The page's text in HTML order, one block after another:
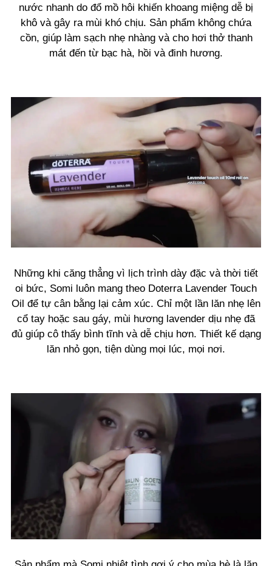
nước nhanh do đổ mồ hôi khiến khoang miệng dễ bị
khô và gây ra mùi khó chịu. Sản phẩm không chứa
cồn, giúp làm sạch nhẹ nhàng và cho hơi thở thanh
mát đến từ bạc hà, hồi và đinh hương.
Những khi căng thẳng vì lịch trình dày đặc và thời tiết
oi bức, Somi luôn mang theo Doterra Lavender Touch
Oil để tự cân bằng lại cảm xúc. Chỉ một lần lăn nhẹ lên
cổ tay hoặc sau gáy, mùi hương lavender dịu nhẹ đã
đủ giúp cô thấy bình tĩnh và dễ chịu hơn. Thiết kế dạng
lăn nhỏ gọn, tiện dùng mọi lúc, mọi nơi.